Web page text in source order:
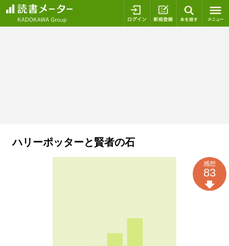
ログイン 新規登録
ハリーポッターと賢者の石
感想
83